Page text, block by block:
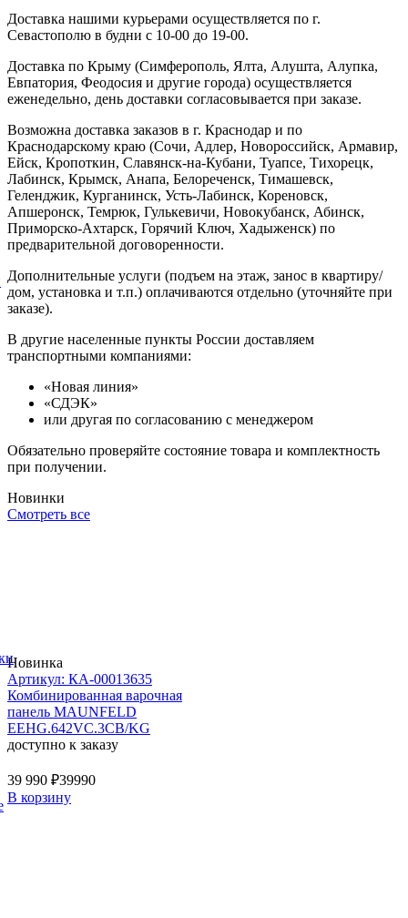
Доставка нашими курьерами осуществляется по г.
Севастополю в будни с 10-00 до 19-00.
Доставка по Крыму (Симферополь, Ялта, Алушта, Алупка,
Евпатория, Феодосия и другие города) осуществляется
еженедельно, день доставки согласовывается при заказе.
Возможна доставка заказов в г. Краснодар и по
Краснодарскому краю (Сочи, Адлер, Новороссийск, Армавир,
Ейск, Кропоткин, Славянск-на-Кубани, Туапсе, Тихорецк,
Лабинск, Крымск, Анапа, Белореченск, Тимашевск,
Геленджик, Курганинск, Усть-Лабинск, Кореновск,
Апшеронск, Темрюк, Гулькевичи, Новокубанск, Абинск,
Приморско-Ахтарск, Горячий Ключ, Хадыженск) по
предварительной договоренности.
Дополнительные услуги (подъем на этаж, занос в квартиру/
дом, установка и т.п.) оплачиваются отдельно (уточняйте при
заказе).
В другие населенные пункты России доставляем
транспортными компаниями:
«Новая линия»
«СДЭК»
или другая по согласованию с менеджером
Обязательно проверяйте состояние товара и комплектность
при получении.
Новинки
Смотреть все
Новинка
Артикул: КА-00013635
Комбинированная варочная
панель MAUNFELD
EEHG.642VC.3CB/KG
доступно к заказу
39 990 ₽39990
В корзину